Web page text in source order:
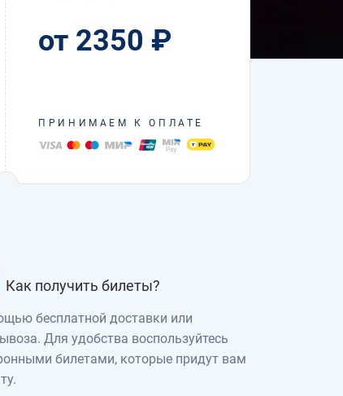
от 2350 ₽
ПРИНИМАЕМ К ОПЛАТЕ
Как получить билеты?
бесплатной доставки или
Для удобства воспользуйтесь
билетами, которые придут вам